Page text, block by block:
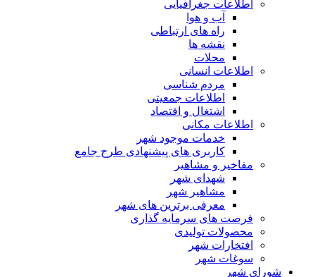
اطلاعات جغرافیایی
آب و هوا
راه های ارتباطی
نقشه ها
محلات
اطلاعات انسانی
مردم شناسی
اطلاعات جمعیتی
اشتغال و اقتصاد
اطلاعات مکانی
خدمات موجود شهر
کاربری های پیشنهادی طرح جامع
مفاخیر و مشاهیر
شهدای شهر
مشاهیر شهر
معرفی برترین های شهر
فرصت های سرمایه گذاری
محصولات تولیدی
افتخارات شهر
سوغات شهر
شورای شهر